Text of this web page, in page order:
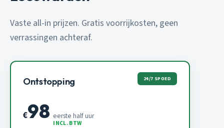
Vaste all-in prijzen. Gratis voorrijkosten, geen
verrassingen achteraf.
Ontstopping 24/7 SPOED
€98 eerste half uur
INCL. BTW